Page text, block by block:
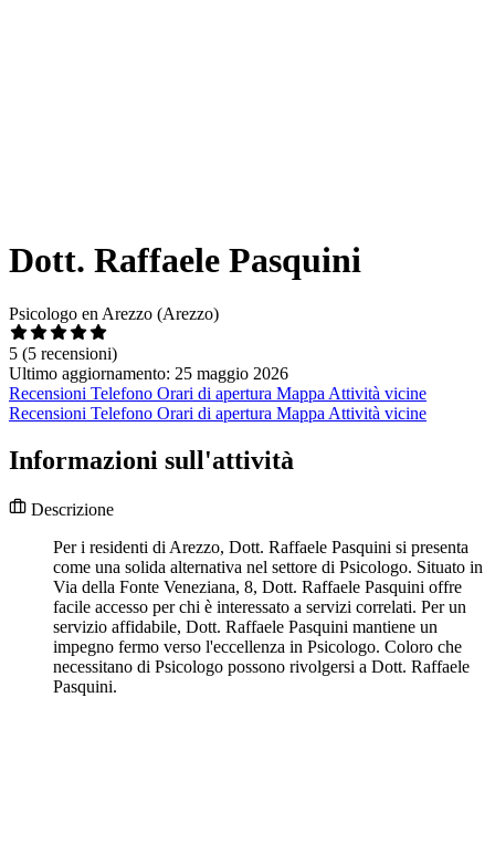
Dott. Raffaele Pasquini
Psicologo en Arezzo (Arezzo)
5 (5 recensioni)
Ultimo aggiornamento: 25 maggio 2026
Recensioni Telefono Orari di apertura Mappa Attività vicine
Recensioni Telefono Orari di apertura Mappa Attività vicine
Informazioni sull'attività
Descrizione
Per i residenti di Arezzo, Dott. Raffaele Pasquini si presenta
come una solida alternativa nel settore di Psicologo. Situato in
Via della Fonte Veneziana, 8, Dott. Raffaele Pasquini offre
facile accesso per chi è interessato a servizi correlati. Per un
servizio affidabile, Dott. Raffaele Pasquini mantiene un
impegno fermo verso l'eccellenza in Psicologo. Coloro che
necessitano di Psicologo possono rivolgersi a Dott. Raffaele
Pasquini.